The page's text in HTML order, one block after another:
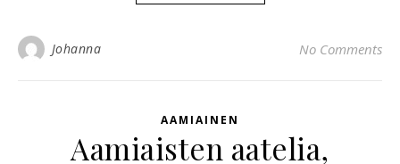
Johanna No Comments
AAMIAINEN
Aamiaisten aatelia,